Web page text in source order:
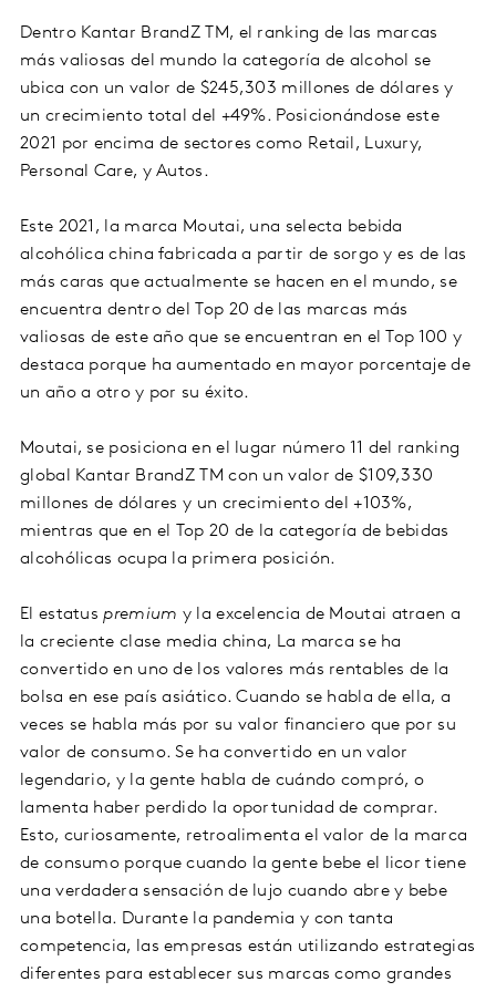
Dentro Kantar BrandZ TM, el ranking de las marcas
más valiosas del mundo la categoría de alcohol se
ubica con un valor de $245,303 millones de dólares y
un crecimiento total del +49%. Posicionándose este
2021 por encima de sectores como Retail, Luxury,
Personal Care, y Autos.
Este 2021, la marca Moutai, una selecta bebida
alcohólica china fabricada a partir de sorgo y es de las
más caras que actualmente se hacen en el mundo, se
encuentra dentro del Top 20 de las marcas más
valiosas de este año que se encuentran en el Top 100 y
destaca porque ha aumentado en mayor porcentaje de
un año a otro y por su éxito.
Moutai, se posiciona en el lugar número 11 del ranking
global Kantar BrandZ TM con un valor de $109,330
millones de dólares y un crecimiento del +103%,
mientras que en el Top 20 de la categoría de bebidas
alcohólicas ocupa la primera posición.
El estatuspremium y la excelencia de Moutai atraen a
la creciente clase media china, La marca se ha
convertido en uno de los valores más rentables de la
bolsa en ese país asiático. Cuando se habla de ella, a
veces se habla más por su valor financiero que por su
valor de consumo. Se ha convertido en un valor
legendario, y la gente habla de cuándo compró, o
lamenta haber perdido la oportunidad de comprar.
Esto, curiosamente, retroalimenta el valor de la marca
de consumo porque cuando la gente bebe el licor tiene
una verdadera sensación de lujo cuando abre y bebe
una botella. Durante la pandemia y con tanta
competencia, las empresas están utilizando estrategias
diferentes para establecer sus marcas como grandes